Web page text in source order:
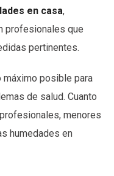
en casa,
profesionales que
pertinentes.
máximo posible para
de salud. Cuanto
menores
humedades en